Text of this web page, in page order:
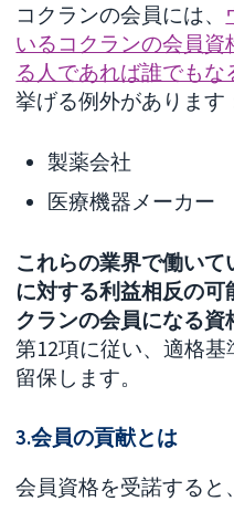
コクランの会員には、
いるコクランの会員
る人であれば誰でもな
挙げる例外があります
製薬会社
医療機器メーカー
これらの業界で働い
に対する利益相反の可
クランの会員になる資
第12項に従い、適格
留保します。
3.会員の貢献とは
会員資格を受諾すると